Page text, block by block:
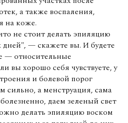
а также воспаления,
на коже.
не стоит делать эпиляцию
дней", — скажете вы. И будете
— относительные
вы хорошо себя чувствуете, у
и болевой порог
сильно, а менструация, сама
даем зеленый свет
делать эпиляцию воском